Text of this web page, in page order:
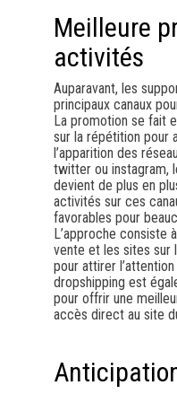
Meilleure
activités
Auparavant, les
principaux canaux
La promotion se fait
sur la répétition pour
l’apparition des
twitter ou instagram,
devient de plus en
activités sur ces
favorables pour
L’approche consiste
vente et les sites sur
pour attirer
dropshipping est
pour offrir une
accès direct au site